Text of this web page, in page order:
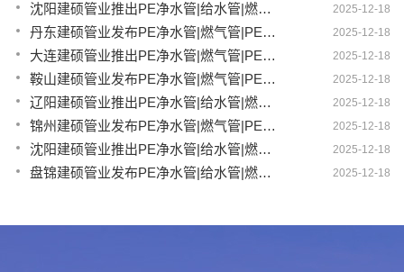
2025-12-18
沈阳建硕管业推出PE净水管|给水管|燃气管|PERT供热管|电力护套管一体化智造解决方案
2025-12-18
丹东建硕管业发布PE净水管|燃气管|PERT供热管|电力护套管|农田灌溉管智能生产新范式
2025-12-18
大连建硕管业推出PE净水管|燃气管|PERT供热管|电力护套管|农田灌溉管融合智造新生态
2025-12-18
鞍山建硕管业发布PE净水管|燃气管|PERT供热管|电力护套管|农田灌溉管全链路应用新方案
2025-12-18
辽阳建硕管业推出PE净水管|给水管|燃气管|PERT供热管|电力护套管多维融合智造平台
2025-12-18
锦州建硕管业发布PE净水管|燃气管|PERT供热管|电力护套管|农田灌溉管智慧应用生态体系
2025-12-18
沈阳建硕管业推出PE净水管|给水管|燃气管|PERT供热管|电力护套管一体化智造方案
2025-12-18
盘锦建硕管业发布PE净水管|给水管|燃气管|PERT供热管|电力护套管智慧生产新范式